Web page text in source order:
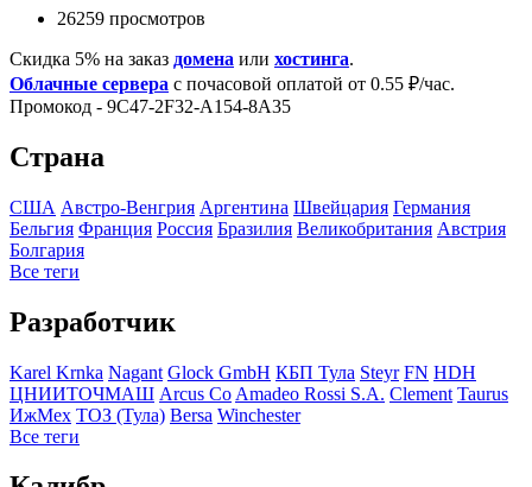
26259 просмотров
Скидка 5% на заказ домена или хостинга.
Облачные сервера с почасовой оплатой от 0.55 ₽/час.
Промокод - 9C47-2F32-A154-8A35
Страна
США Австро-Венгрия Аргентина Швейцария Германия
Бельгия Франция Росcия Бразилия Великобритания Австрия
Болгария
Все теги
Разработчик
Karel Krnka Nagant Glock GmbH КБП Тула Steyr FN HDH
ЦНИИТОЧМАШ Arcus Co Amadeo Rossi S.A. Clement Taurus
ИжМех ТОЗ (Тула) Bersa Winchester
Все теги